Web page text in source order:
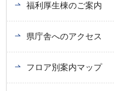
福利厚生棟のご案内
県庁舎へのアクセス
フロア別案内マップ